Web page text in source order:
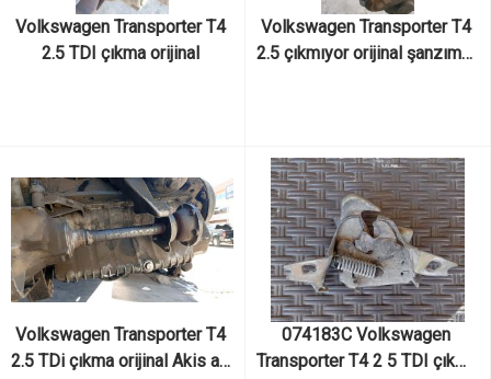
Volkswagen Transporter T4
2.5 TDI çıkma orijinal
Volkswagen Transporter T4
2.5 çıkmıyor orijinal şanzıman
Volkswagen Transporter T4
2.5 TDi çıkma orijinal Akis ara
074183C Volkswagen
Transporter T4 2 5 TDI çıkma